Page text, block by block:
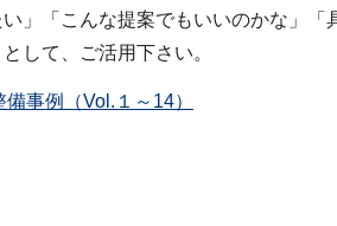
」「こんな提案でもいいのかな」
して、ご活用下さい。
事例（Vol.１～14）